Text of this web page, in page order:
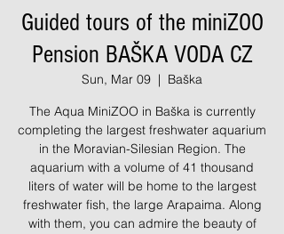
Guided tours of the miniZOO
Pension BAŠKA VODA CZ
Sun, Mar 09
  |
Baška
The Aqua MiniZOO in Baška is currently
completing the largest freshwater aquarium
in the Moravian-Silesian Region. The
aquarium with a volume of 41 thousand
liters of water will be home to the largest
freshwater fish, the large Arapaima. Along
with them, you can admire the beauty of